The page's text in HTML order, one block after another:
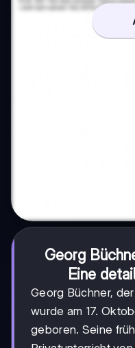
Georg
Eine
Georg Büchner,
wurde am 17.
geboren. Seine